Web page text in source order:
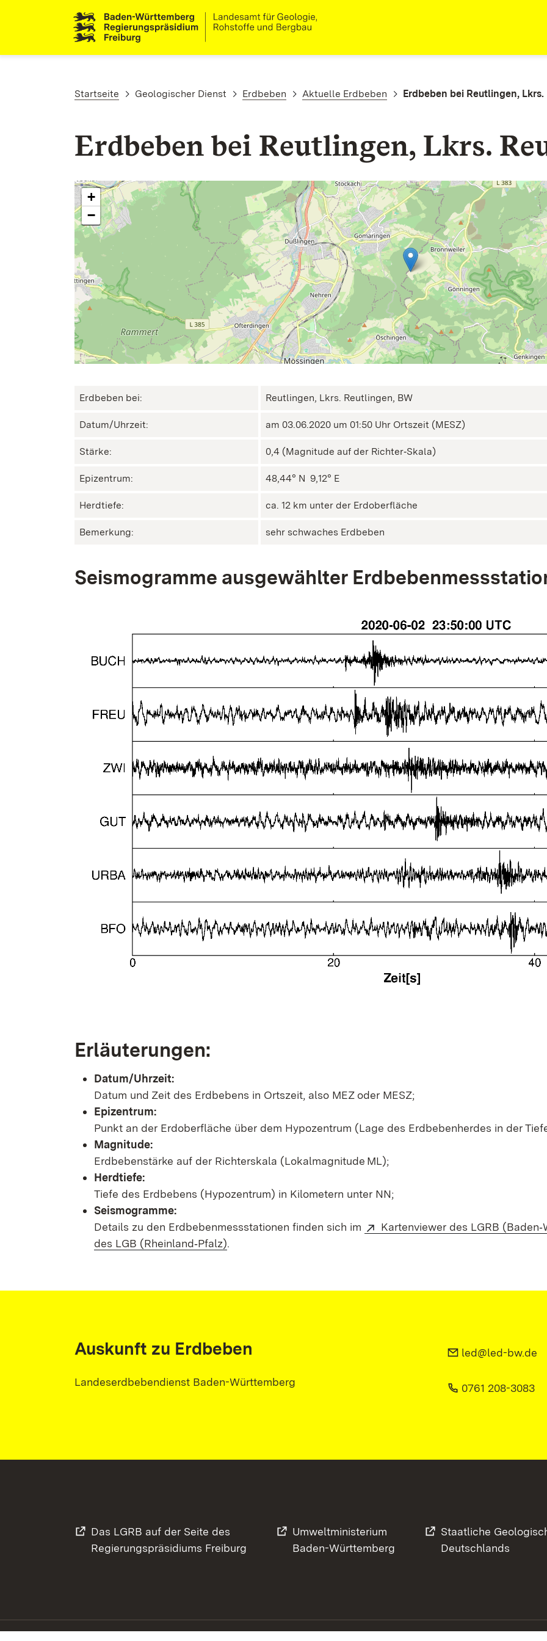
Pfadnavigation
Startseite Geologischer Dienst Erdbeben Aktuelle Erdbeben Erdbeben bei Reutlingen,
Erdbeben bei Reutlingen, Lkrs.
+
−
Erdbeben bei: Reutlingen, Lkrs. Reutlingen, BW
Datum/Uhrzeit: am 03.06.2020 um 01:50 Uhr Ortszeit (MESZ)
Stärke: 0,4 (Magnitude auf der Richter‑Skala)
Epizentrum: 48,44° N ㅤ 9,12° E
Herdtiefe: ca. 12 km unter der Erdoberfläche
Bemerkung: sehr schwaches Erdbeben
Seismogramme ausgewählter
Erläuterungen:
Datum/Uhrzeit:
Datum und Zeit des Erdbebens in Ortszeit, also MEZ oder MESZ;
Epizentrum:
Punkt an der Erdoberfläche über dem Hypozentrum (Lage des Erdbebenherdes in der
Magnitude:
Erdbebenstärke auf der Richterskala (Lokalmagnitude ML);
Herdtiefe:
Tiefe des Erdbebens (Hypozentrum) in Kilometern unter NN;
Seismogramme:
Details zu den Erdbebenmessstationen finden sich im
Kartenviewer des LGRB
des LGB (Rheinland‑Pfalz).
Auskunft zu Erdbeben
Landeserdbebendienst Baden-Württemberg
led@led-bw.de
0761 208-3083
Das LGRB auf der Seite des
Regierungspräsidiums Freiburg
Umweltministerium
Baden-Württemberg
Staatliche
Deutschlands